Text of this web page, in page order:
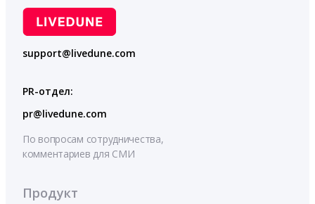
support@livedune.com
PR-отдел:
pr@livedune.com
По вопросам сотрудничества,
комментариев для СМИ
Продукт